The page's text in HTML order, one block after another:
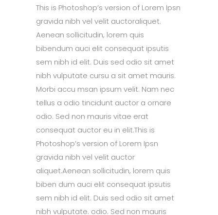
This is Photoshop’s version of Lorem Ipsn
gravida nibh vel velit auctoraliquet.
Aenean sollicitudin, lorem quis
bibendum auci elit consequat ipsutis
sem nibh id elit. Duis sed odio sit amet
nibh vulputate cursu a sit amet mauris.
Morbi accu msan ipsum velit. Nam nec
tellus a odio tincidunt auctor a ornare
odio. Sed non mauris vitae erat
consequat auctor eu in elit.This is
Photoshop’s version of Lorem Ipsn
gravida nibh vel velit auctor
aliquet.Aenean sollicitudin, lorem quis
biben dum auci elit consequat ipsutis
sem nibh id elit. Duis sed odio sit amet
nibh vulputate. odio. Sed non mauris